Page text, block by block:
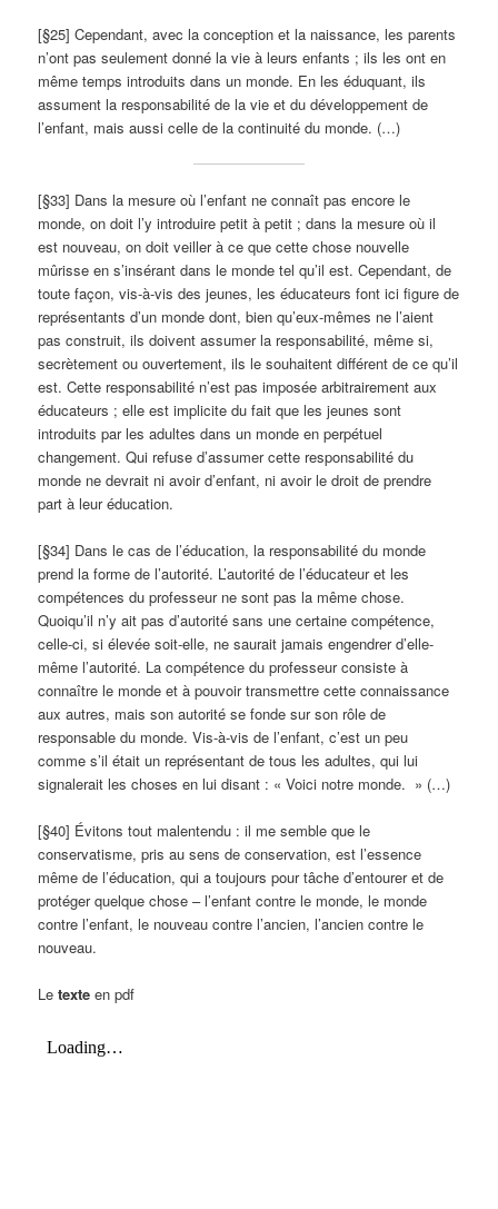
[§25] Cependant, avec la conception et la naissance, les parents
n’ont pas seulement donné la vie à leurs enfants ; ils les ont en
même temps introduits dans un monde. En les éduquant, ils
assument la responsabilité de la vie et du développement de
l’enfant, mais aussi celle de la continuité du monde. (…)
[§33] Dans la mesure où l’enfant ne connaît pas encore le
monde, on doit l’y introduire petit à petit ; dans la mesure où il
est nouveau, on doit veiller à ce que cette chose nouvelle
mûrisse en s’insérant dans le monde tel qu’il est. Cependant, de
toute façon, vis-à-vis des jeunes, les éducateurs font ici figure de
représentants d’un monde dont, bien qu’eux-mêmes ne l’aient
pas construit, ils doivent assumer la responsabilité, même si,
secrètement ou ouvertement, ils le souhaitent différent de ce qu’il
est. Cette responsabilité n’est pas imposée arbitrairement aux
éducateurs ; elle est implicite du fait que les jeunes sont
introduits par les adultes dans un monde en perpétuel
changement. Qui refuse d’assumer cette responsabilité du
monde ne devrait ni avoir d’enfant, ni avoir le droit de prendre
part à leur éducation.
[§34] Dans le cas de l’éducation, la responsabilité du monde
prend la forme de l’autorité. L’autorité de l’éducateur et les
compétences du professeur ne sont pas la même chose.
Quoiqu’il n’y ait pas d’autorité sans une certaine compétence,
celle-ci, si élevée soit-elle, ne saurait jamais engendrer d’elle-
même l’autorité. La compétence du professeur consiste à
connaître le monde et à pouvoir transmettre cette connaissance
aux autres, mais son autorité se fonde sur son rôle de
responsable du monde. Vis-à-vis de l’enfant, c’est un peu
comme s’il était un représentant de tous les adultes, qui lui
signalerait les choses en lui disant : « Voici notre monde. » (…)
[§40] Évitons tout malentendu : il me semble que le
conservatisme, pris au sens de conservation, est l’essence
même de l’éducation, qui a toujours pour tâche d’entourer et de
protéger quelque chose – l’enfant contre le monde, le monde
contre l’enfant, le nouveau contre l’ancien, l’ancien contre le
nouveau.
Letexte en pdf